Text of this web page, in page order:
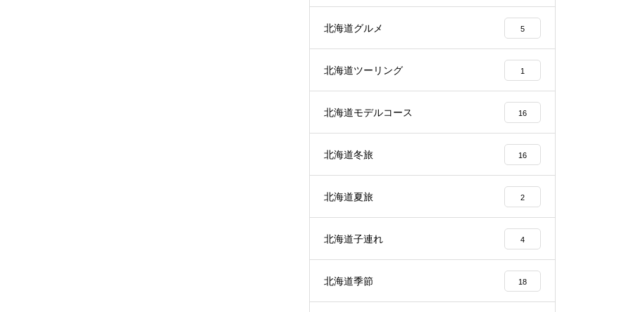
北海道グルメ 5
北海道ツーリング 1
北海道モデルコース 16
北海道冬旅 16
北海道夏旅 2
北海道子連れ 4
北海道季節 18